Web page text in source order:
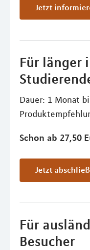
Jetzt
Für länger
Dauer: 1 Monat
Schon ab 27,50
Jetzt
Für
Besucher